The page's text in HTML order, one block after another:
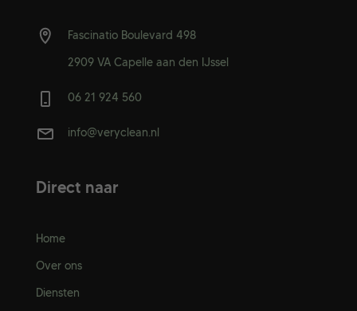
Fascinatio Boulevard 498
2909 VA Capelle aan den IJssel
06 21 924 560
info@veryclean.nl
Direct naar
Home
Over ons
Diensten